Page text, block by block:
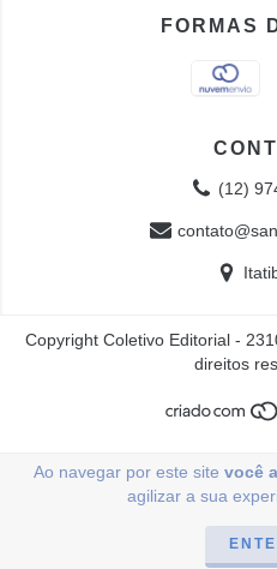
Ao navegar por este site você
agilizar a sua
FORMAS
(12)
Copyright Coletivo Editorial -
direitos